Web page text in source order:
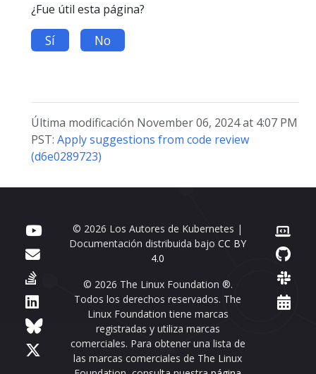
¿Fue útil esta página?
Sí No
Última modificación November 06, 2024 at 4:07 PM
PST: Apply suggestions from code review
(d6e0289723)
© 2026 Los Autores de Kubernetes |
Documentación distribuida bajoCC BY
4.0
© 2026 The Linux Foundation ®.
Todos los derechos reservados. The
Linux Foundation tiene marcas
registradas y utiliza marcas
comerciales. Para obtener una lista de
las marcas comerciales de The Linux